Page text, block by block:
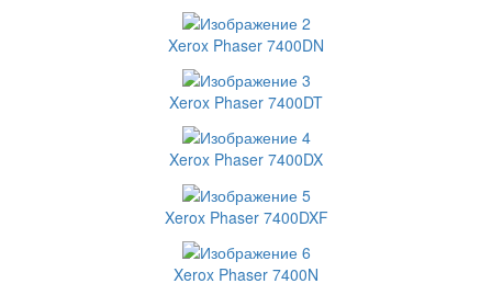
Xerox Phaser 7400DN
Xerox Phaser 7400DT
Xerox Phaser 7400DX
Xerox Phaser 7400DXF
Xerox Phaser 7400N